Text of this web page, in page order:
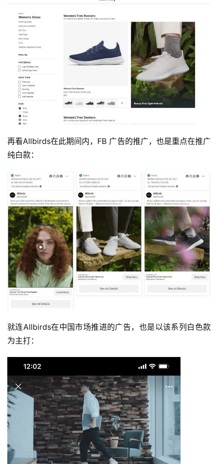
再看Allbirds在此期间内，FB 广告的推广，也是重点在推广
纯白款：
就连Allbirds在中国市场推进的广告，也是以该系列白色款
为主打：